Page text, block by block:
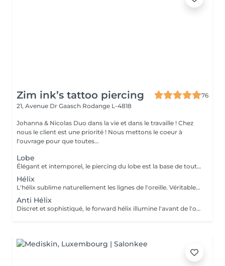
Zim ink’s tattoo piercing
76
21, Avenue Dr Gaasch Rodange L-4818
Johanna & Nicolas Duo dans la vie et dans le travaille ! Chez
nous le client est une priorité ! Nous mettons le coeur à
l'ouvrage pour que toutes...
Lobe
Élégant et intemporel, le piercing du lobe est la base de toutes les plus belles compositions. Qu'il s'agisse d'un premier piercing ou d'une nouvelle création, chaque réalisation est effectuée avec précision afin de t'offrir une expérience aussi agréable que soignée. Inclus : Bijou de première pose en titane ASTM F-136 Conseils personnalisés et suivi de cicatrisation + 5€ pour changer la couleur de ton bijou grâce à l'anodisation. Les bijoux de la vitrine sont disponibles en première pause, le prix du bijou est à ajouter à la prestation. Pour toutes demandes d'informations, merci de me contacter. Tout les mineurs doivent être accompagnés d'un tuteur légal ( parents ! ), des justificatifs d'identités seront demandés.
Hélix
L'hélix sublime naturellement les lignes de l'oreille. Véritable incontournable, il apporte une touche contemporaine et raffinée qui s'intègre parfaitement à votre style. Chaque projet est pensé en harmonie avec ton anatomie. Conseils personnalisés et suivi de cicatrisation Inclus : Bijou de première pose en titane ASTM F-136 + 5€ pour changer la couleur de ton bijou grâce à l'anodisation. Les bijoux de la vitrine sont disponibles en première pause, le prix du bijou est à ajouter à la prestation. Pour toutes demandes d'informations, merci de me contacter. Tout les mineurs doivent être accompagnés d'un tuteur légal ( parents ! ), des justificatifs d'identités seront demandés.
Anti Hélix
Discret et sophistiqué, le forward hélix illumine l'avant de l'oreille avec subtilité. Un choix idéal pour une composition délicate et résolument élégante. Conseils personnalisés et suivi de cicatrisation Inclus : Bijou de première pose en titane ASTM F-136 + 5€ pour changer la couleur de ton bijou grâce à l'anodisation. Les bijoux de la vitrine sont disponibles en première pause, le prix du bijou est à ajouter à la prestation. Pour toutes demandes d'informations, merci de me contacter. Tout les mineurs doivent être accompagnés d'un tuteur légal ( parents ! ), des justificatifs d'identités seront demandés.